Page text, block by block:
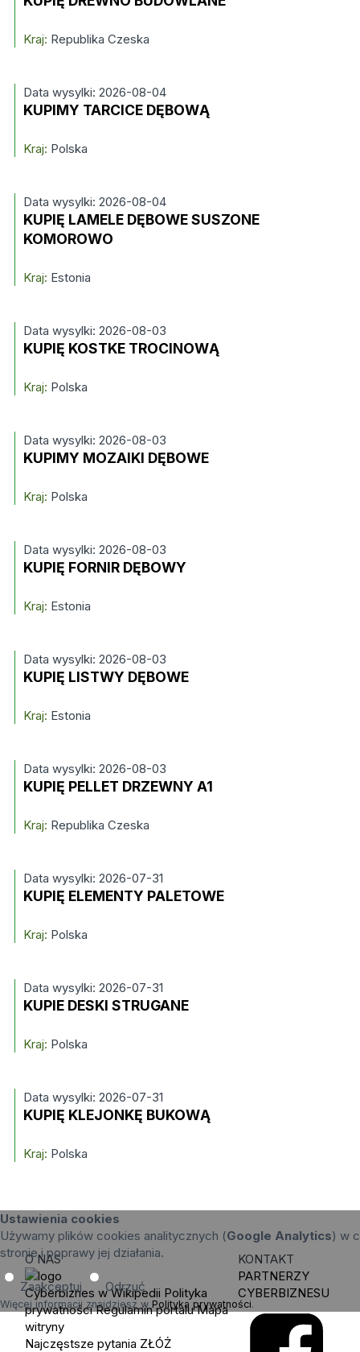
Kraj: Republika Czeska
Data wysylki: 2026-08-04
KUPIMY TARCICE DĘBOWĄ
Kraj: Polska
Data wysylki: 2026-08-04
KUPIĘ LAMELE DĘBOWE SUSZONE
KOMOROWO
Kraj: Estonia
Data wysylki: 2026-08-03
KUPIĘ KOSTKE TROCINOWĄ
Kraj: Polska
Data wysylki: 2026-08-03
KUPIMY MOZAIKI DĘBOWE
Kraj: Polska
Data wysylki: 2026-08-03
KUPIĘ FORNIR DĘBOWY
Kraj: Estonia
Data wysylki: 2026-08-03
KUPIĘ LISTWY DĘBOWE
Kraj: Estonia
Data wysylki: 2026-08-03
KUPIĘ PELLET DRZEWNY A1
Kraj: Republika Czeska
Data wysylki: 2026-07-31
KUPIĘ ELEMENTY PALETOWE
Kraj: Polska
Data wysylki: 2026-07-31
KUPIE DESKI STRUGANE
Kraj: Polska
Data wysylki: 2026-07-31
KUPIĘ KLEJONKĘ BUKOWĄ
Kraj: Polska
Ustawienia cookies
Używamy plików cookies analitycznych (Google Analytics) w
stronie i poprawy jej działania.
Zaakceptuj Odrzuć
Więcej informacji znajdziesz w Polityka prywatności.
O NAS
Cyberbiznes w Wikipedii Polityka
prywatności Regulamin portalu Mapa
witryny
Najczęstsze pytania ZŁÓŻ
KONTAKT
PARTNERZY
CYBERBIZNESU